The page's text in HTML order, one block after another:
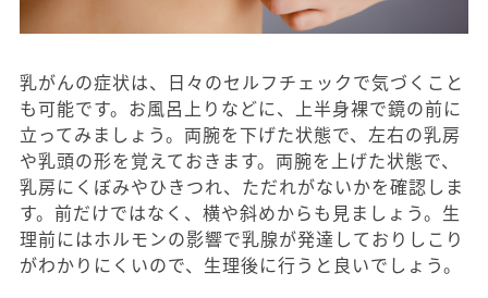
乳がんの症状は、日々のセルフチェックで気づくこと
も可能です。お風呂上りなどに、上半身裸で鏡の前に
立ってみましょう。両腕を下げた状態で、左右の乳房
や乳頭の形を覚えておきます。両腕を上げた状態で、
乳房にくぼみやひきつれ、ただれがないかを確認しま
す。前だけではなく、横や斜めからも見ましょう。生
理前にはホルモンの影響で乳腺が発達しておりしこり
がわかりにくいので、生理後に行うと良いでしょう。